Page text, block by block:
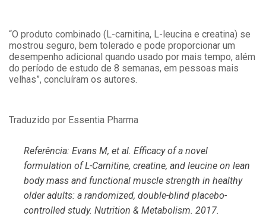
“O produto combinado (L-carnitina, L-leucina e creatina) se
mostrou seguro, bem tolerado e pode proporcionar um
desempenho adicional quando usado por mais tempo, além
do período de estudo de 8 semanas, em pessoas mais
velhas”, concluíram os autores.
Traduzido por Essentia Pharma
Referência: Evans M, et al. Efficacy of a novel
formulation of L-Carnitine, creatine, and leucine on lean
body mass and functional muscle strength in healthy
older adults: a randomized, double-blind placebo-
controlled study. Nutrition & Metabolism. 2017.